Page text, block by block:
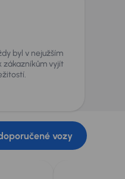
byl v nejužším
zákazníkům vyjít
vozy